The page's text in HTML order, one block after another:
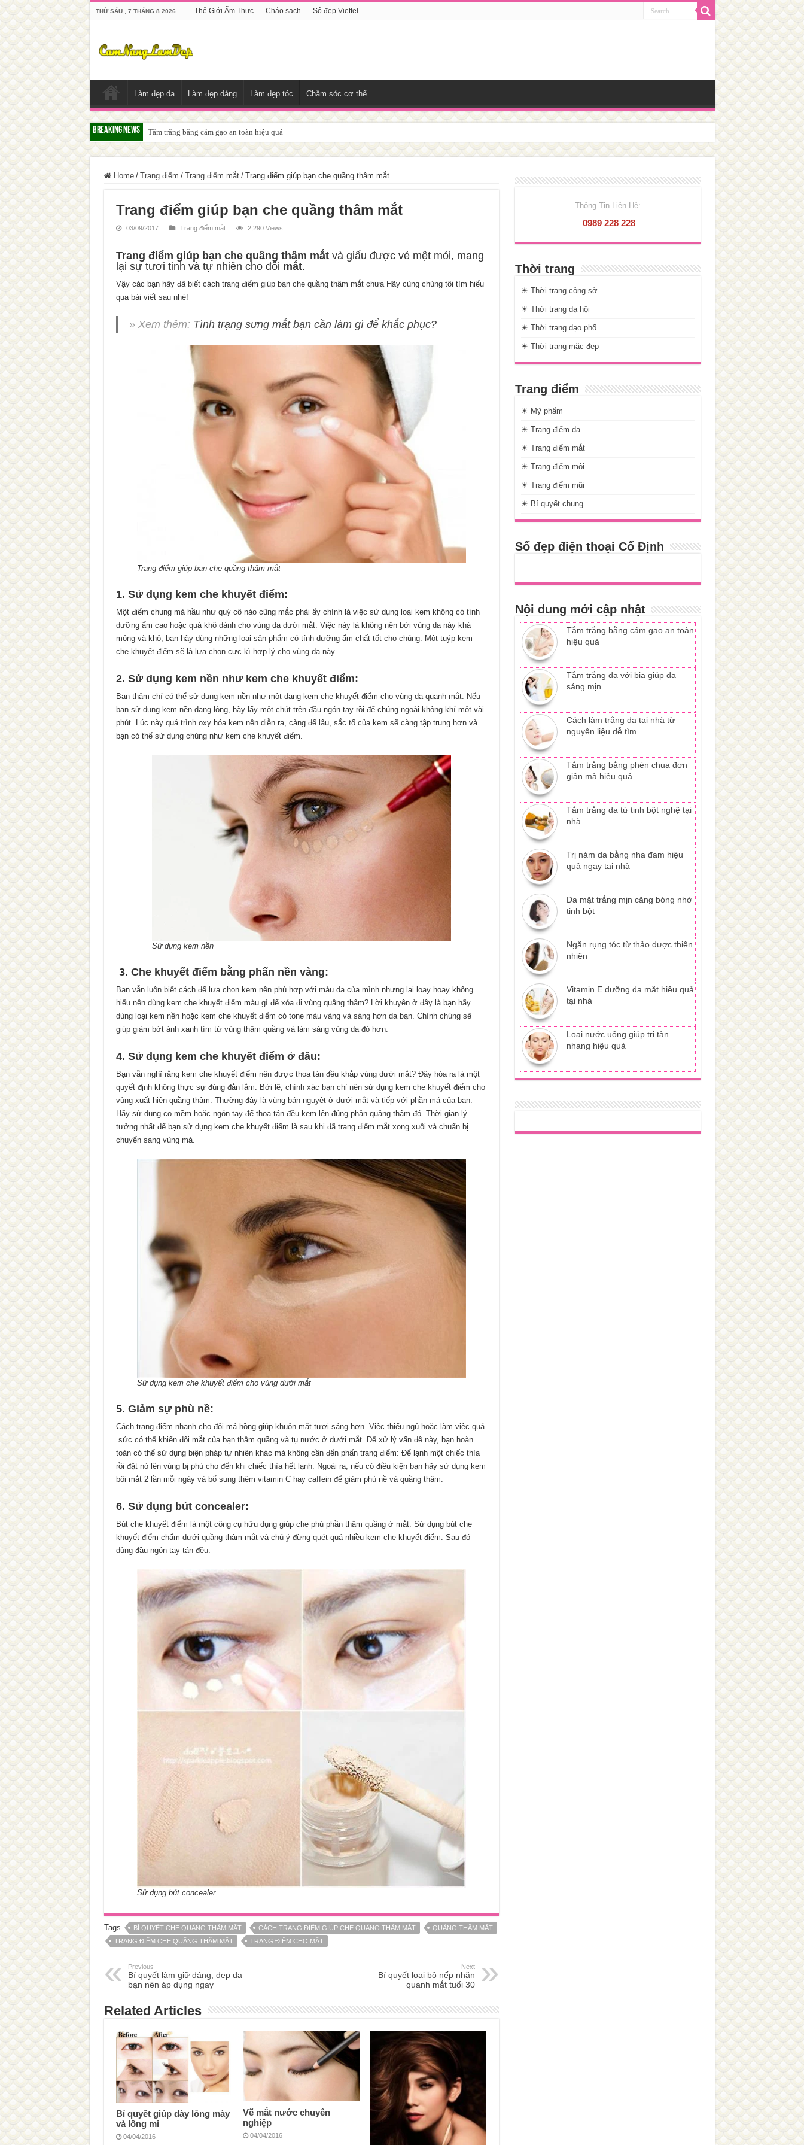
THỨ SÁU , 7 THÁNG 8 2026 Thế Giới Ẩm Thực Cháo sạch Số đẹp Viettel
Làm đẹp da Làm đẹp dáng Làm đẹp tóc Chăm sóc cơ thể
Breaking News Tắm trắng bằng cám gạo an toàn hiệu quả
Home / Trang điểm / Trang điểm mắt / Trang điểm giúp bạn che quầng thâm mắt
Trang điểm giúp bạn che quầng thâm mắt
03/09/2017 Trang điểm mắt 2,290 Views
Trang điểm giúp bạn che quầng thâm mắtvà giấu được vẻ mệt mỏi, mang
lại sự tươi tỉnh và tự nhiên cho đôi mắt.
Vậy các bạn hãy đã biết cách trang điểm giúp bạn che quầng thâm mắt chưa Hãy cùng chúng tôi tìm hiểu
qua bài viết sau nhé!
» Xem thêm: Tình trạng sưng mắt bạn cần làm gì để khắc phục?
Trang điểm giúp bạn che quầng thâm mắt
1. Sử dụng kem che khuyết điểm:
Một điểm chung mà hầu như quý cô nào cũng mắc phải ấy chính là việc sử dụng loại kem không có tính
dưỡng ẩm cao hoặc quá khô dành cho vùng da dưới mắt. Việc này là không nên bởi vùng da này khá
mỏng và khô, bạn hãy dùng những loại sản phẩm có tính dưỡng ẩm chất tốt cho chúng. Một tuýp kem
che khuyết điểm sẽ là lựa chọn cực kì hợp lý cho vùng da này.
2. Sử dụng kem nền như kem che khuyết điểm:
Bạn thậm chí có thể sử dụng kem nền như một dạng kem che khuyết điểm cho vùng da quanh mắt. Nếu
bạn sử dụng kem nền dạng lỏng, hãy lấy một chút trên đầu ngón tay rồi để chúng ngoài không khí một vài
phút. Lúc này quá trình oxy hóa kem nền diễn ra, càng để lâu, sắc tố của kem sẽ càng tập trung hơn và
bạn có thể sử dụng chúng như kem che khuyết điểm.
Sử dụng kem nền
3. Che khuyết điểm bằng phấn nền vàng:
Bạn vẫn luôn biết cách để lựa chọn kem nền phù hợp với màu da của mình nhưng lại loay hoay không
hiểu nên dùng kem che khuyết điểm màu gì để xóa đi vùng quầng thâm? Lời khuyên ở đây là bạn hãy
dùng loại kem nền hoặc kem che khuyết điểm có tone màu vàng và sáng hơn da bạn. Chính chúng sẽ
giúp giảm bớt ánh xanh tím từ vùng thâm quầng và làm sáng vùng da đó hơn.
4. Sử dụng kem che khuyết điểm ở đâu:
Bạn vẫn nghĩ rằng kem che khuyết điểm nên được thoa tán đều khắp vùng dưới mắt? Đây hóa ra là một
quyết định không thực sự đúng đắn lắm. Bởi lẽ, chính xác bạn chỉ nên sử dụng kem che khuyết điểm cho
vùng xuất hiện quầng thâm. Thường đây là vùng bán nguyệt ở dưới mắt và tiếp với phần má của bạn.
Hãy sử dụng cọ mềm hoặc ngón tay để thoa tán đều kem lên đúng phần quầng thâm đó. Thời gian lý
tưởng nhất để bạn sử dụng kem che khuyết điểm là sau khi đã trang điểm mắt xong xuôi và chuẩn bị
chuyển sang vùng má.
Sử dụng kem che khuyết điểm cho vùng dưới mắt
5. Giảm sự phù nề:
Cách trang điểm nhanh cho đôi má hồng giúp khuôn mặt tươi sáng hơn. Việc thiếu ngủ hoặc làm việc quá
sức có thể khiến đôi mắt của bạn thâm quầng và tụ nước ở dưới mắt. Để xử lý vấn đề này, bạn hoàn
toàn có thể sử dụng biện pháp tự nhiên khác mà không cần đến phấn trang điểm: Để lạnh một chiếc thìa
rồi đặt nó lên vùng bị phù cho đến khi chiếc thìa hết lạnh. Ngoài ra, nếu có điều kiện bạn hãy sử dụng kem
bôi mắt 2 lần mỗi ngày và bổ sung thêm vitamin C hay caffein để giảm phù nề và quầng thâm.
6. Sử dụng bút concealer:
Bút che khuyết điểm là một công cụ hữu dụng giúp che phủ phần thâm quầng ở mắt. Sử dụng bút che
khuyết điểm chấm dưới quầng thâm mắt và chú ý đừng quét quá nhiều kem che khuyết điểm. Sau đó
dùng đầu ngón tay tán đều.
Sử dụng bút concealer
Tags BÍ QUYẾT CHE QUẦNG THÂM MẮT CÁCH TRANG ĐIỂM GIÚP CHE QUẦNG THÂM MẮT
QUẦNG THÂM MẮT
TRANG ĐIỂM CHE QUẦNG THÂM MẮT
TRANG ĐIỂM CHO MẮT
Previous
Bí quyết làm giữ dáng, đẹp da
bạn nên áp dụng ngay
Next
Bí quyết loại bỏ nếp nhăn
quanh mắt tuổi 30
Related Articles
Bí quyết giúp dày lông mày
và lông mi
04/04/2016
Vẽ mắt nước chuyên
nghiệp
04/04/2016
Thông Tin Liên Hệ:
0989 228 228
Thời trang
☀ Thời trang công sở
☀ Thời trang dạ hội
☀ Thời trang dạo phố
☀ Thời trang mặc đẹp
Trang điểm
☀ Mỹ phẩm
☀ Trang điểm da
☀ Trang điểm mắt
☀ Trang điểm môi
☀ Trang điểm mũi
☀ Bí quyết chung
Số đẹp điện thoại Cố Định
Nội dung mới cập nhật
Tắm trắng bằng cám gạo an toàn
hiệu quả
Tắm trắng da với bia giúp da
sáng mịn
Cách làm trắng da tại nhà từ
nguyên liệu dễ tìm
Tắm trắng bằng phèn chua đơn
giản mà hiệu quả
Tắm trắng da từ tinh bột nghệ tại
nhà
Trị nám da bằng nha đam hiệu
quả ngay tại nhà
Da mặt trắng mịn căng bóng nhờ
tinh bột
Ngăn rụng tóc từ thảo dược thiên
nhiên
Vitamin E dưỡng da mặt hiệu quả
tại nhà
Loại nước uống giúp trị tàn
nhang hiệu quả